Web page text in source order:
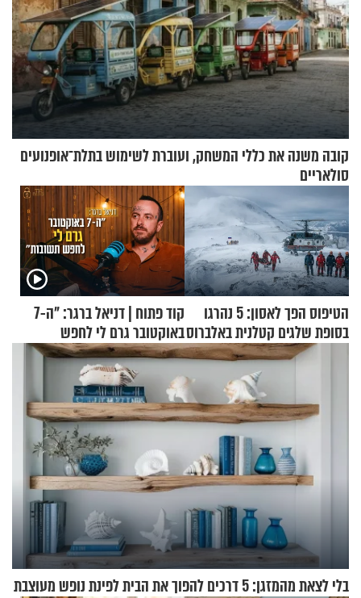
קובה משנה את כללי המשחק, ועוברת לשימוש בתלת־אופנועים
סולאריים
הטיפוס הפך לאסון: 5 נהרגו
בסופת שלגים קטלנית באלברוס
קוד פתוח | דניאל ברגר: "ה-7
באוקטובר גרם לי לחפש
תשובות"
בלי לצאת מהמזגן: 5 דרכים להפוך את הבית לפינת נופש מעוצבת